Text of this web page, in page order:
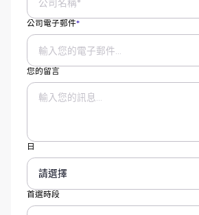
公司電子郵件*
您的留言
日
首選時段